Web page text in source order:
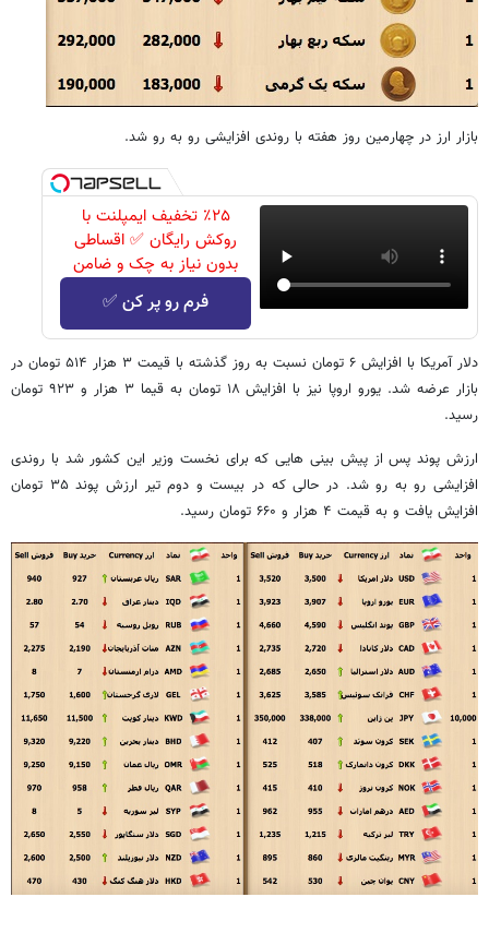
بازار ارز در چهارمین روز هفته با روندی افزایشی رو به رو شد.
٪۲۵ تخفیف ایمپلنت با
روکش رایگان ✅ اقساطی
بدون نیاز به چک و ضامن
فرم رو پر کن ✅
دلار آمریکا با افزایش ۶ تومان نسبت به روز گذشته با قیمت ۳ هزار ۵۱۴ تومان در
بازار عرضه شد. یورو اروپا نیز با افزایش ۱۸ تومان به قیما ۳ هزار و ۹۲۳ تومان
رسید.
ارزش پوند پس از پیش بینی هایی که برای نخست وزیر این کشور شد با روندی
افزایشی رو به رو شد. در حالی که در بیست و دوم تیر ارزش پوند ۳۵ تومان
افزایش یافت و به قیمت ۴ هزار و ۶۶۰ تومان رسید.